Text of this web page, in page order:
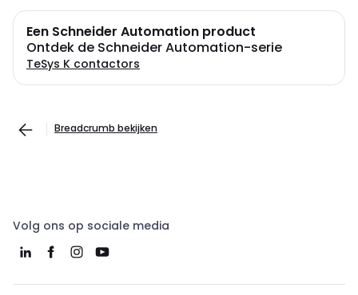
Een Schneider Automation product
Ontdek de Schneider Automation-serie
TeSys K contactors
Breadcrumb bekijken
Volg ons op sociale media